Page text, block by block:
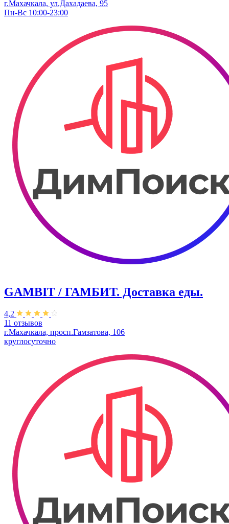
г.Махачкала, ул.Дахадаева, 95
Пн-Вс 10:00-23:00
GAMBIT / ГАМБИТ. Доставка еды.
4,2
11 отзывов
г.Махачкала, просп.Гамзатова, 106
круглосуточно